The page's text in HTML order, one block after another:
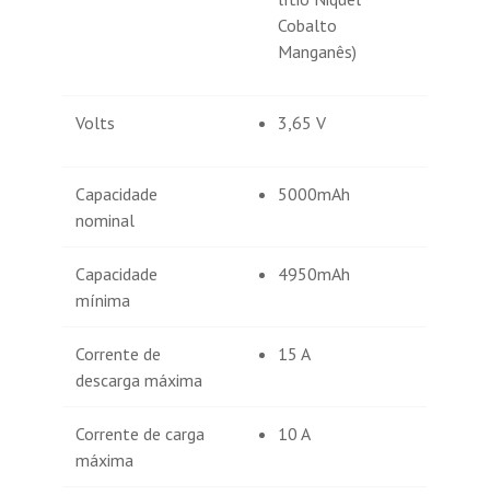
Cobalto
Manganês)
Volts 3,65 V
Capacidade
nominal
5000mAh
Capacidade
mínima
4950mAh
Corrente de
descarga máxima
15 A
Corrente de carga
máxima
10 A